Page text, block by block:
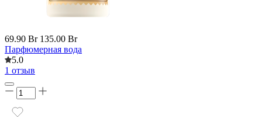
69.90 Br 135.00 Br
Парфюмерная вода
5.0
1 отзыв